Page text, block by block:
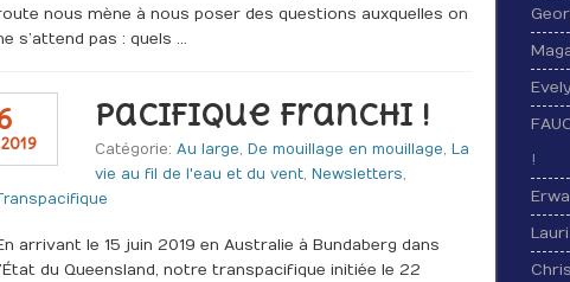
nous mène à nous poser des questions auxquelles on
s’attend pas : quels …
Pacifique franchi !
Catégorie:Au large, De mouillage en mouillage, La
vie au fil de l'eau et du vent, Newsletters,
arrivant le 15 juin 2019 en Australie à Bundaberg dans
du Queensland, notre transpacifique initiée le 22
!